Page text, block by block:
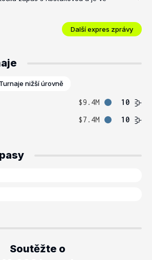
Další expres zprávy
Turnaje nižší úrovně
$9.4M
10
$7.4M 10
Soutěžte o